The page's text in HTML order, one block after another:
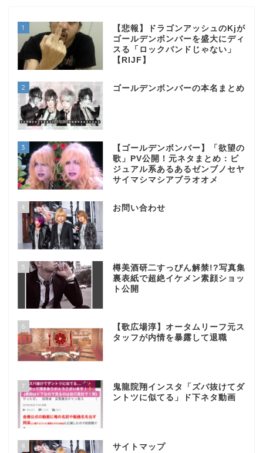
1
【悲報】ドラゴンアッシュのKjが
ゴールデンボンバーを盛大にディ
スる「ロックバンドじゃない」
【RIJF】
2 ゴールデンボンバーの本名まとめ
3
【ゴールデンボンバー】「欲望の
歌」PV公開！元ネタまとめ：ビ
ジュアル系あるあるゼンブノセヤ
サイマシマシアブラオオメ
4 お問い合わせ
5
樽美酒研二すっぴん解禁!?写真集
裏表紙で超絶イケメン素顔ショッ
ト公開
6
【歌広場淳】オータムリーフ元ス
タッフが内情を暴露して退職
7
鬼龍院翔インスタ「ズバ抜けてダ
ントツに似てる」ド下ネタ動画
8 サイトマップ